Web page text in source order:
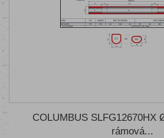
COLUMBUS SLFG12670HX
rámová...